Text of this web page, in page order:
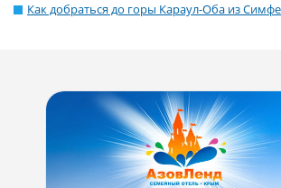
Как добраться до горы Караул-Оба из